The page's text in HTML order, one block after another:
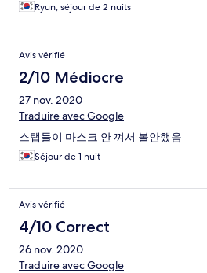
Ryun, séjour de 2 nuits
Avis vérifié
2/10 Médiocre
27 nov. 2020
Traduire avec Google
스탭들이 마스크 안 껴서 볼안했음
Séjour de 1 nuit
Avis vérifié
4/10 Correct
26 nov. 2020
Traduire avec Google